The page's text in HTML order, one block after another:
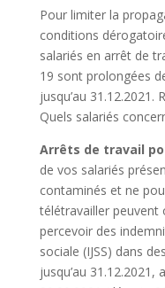
Pour limiter la
conditions
salariés en arrêt de
19 sont prolongées
jusqu’au 31.12.2021.
Quels salariés
Arrêts de travail
de vos salariés
contaminés et ne
télétravailler peuvent
percevoir des
sociale (IJSS) dans
jusqu’au 31.12.2021,